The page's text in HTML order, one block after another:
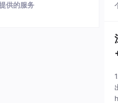
供的服务